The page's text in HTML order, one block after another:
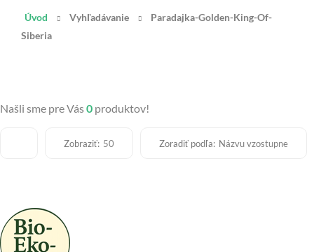
Úvod Vyhľadávanie
Paradajka-Golden-King-Of-
Siberia
Našli sme pre Vás0 produktov!
Zobraziť: 50 Zoradiť podľa: Názvu vzostupne